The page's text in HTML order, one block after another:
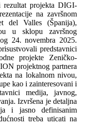
rezultat projekta DIGI-
na završnom
del Valles (Španija),
u sklopu završnog
24. novembra 2025.
predstavnici
projekte Zeničko-
projektnog partnera
na lokalnom nivou,
kao i zainteresovani i
medija, javnog,
Izvršena je detaljna
i jasno definisanim
treba uticati na